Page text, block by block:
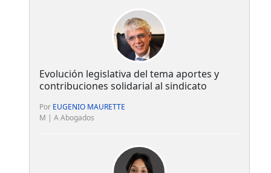
Evolución legislativa del tema aportes y
contribuciones solidarial al sindicato
Por EUGENIO MAURETTE
M | A Abogados